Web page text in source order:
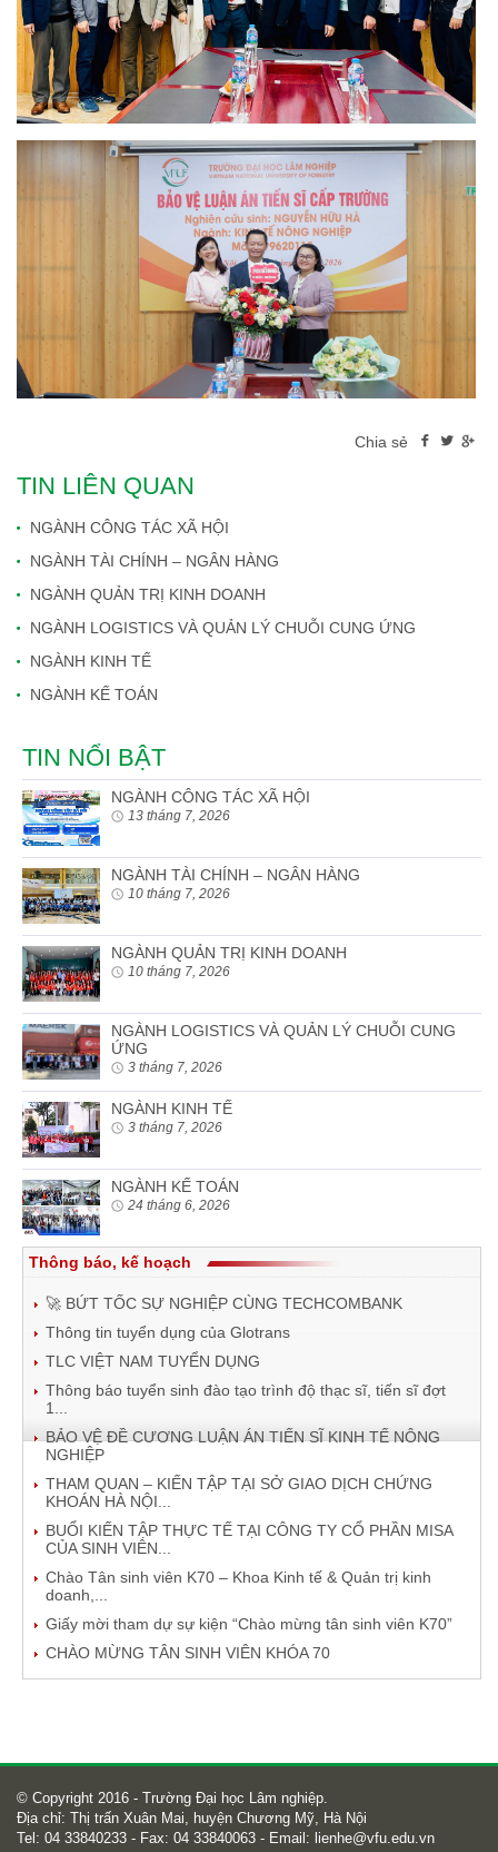
Chia sẻ
TIN LIÊN QUAN
NGÀNH CÔNG TÁC XÃ HỘI
NGÀNH TÀI CHÍNH – NGÂN HÀNG
NGÀNH QUẢN TRỊ KINH DOANH
NGÀNH LOGISTICS VÀ QUẢN LÝ CHUỖI CUNG ỨNG
NGÀNH KINH TẾ
NGÀNH KẾ TOÁN
TIN NỔI BẬT
NGÀNH CÔNG TÁC XÃ HỘI
13 tháng 7, 2026
NGÀNH TÀI CHÍNH – NGÂN HÀNG
10 tháng 7, 2026
NGÀNH QUẢN TRỊ KINH DOANH
10 tháng 7, 2026
NGÀNH LOGISTICS VÀ QUẢN LÝ CHUỖI CUNG
ỨNG
3 tháng 7, 2026
NGÀNH KINH TẾ
3 tháng 7, 2026
NGÀNH KẾ TOÁN
24 tháng 6, 2026
Thông báo, kế hoạch
🚀 BỨT TỐC SỰ NGHIỆP CÙNG TECHCOMBANK
Thông tin tuyển dụng của Glotrans
TLC VIỆT NAM TUYỂN DỤNG
Thông báo tuyển sinh đào tạo trình độ thạc sĩ, tiến sĩ đợt
1...
BẢO VỆ ĐỀ CƯƠNG LUẬN ÁN TIẾN SĨ KINH TẾ NÔNG
NGHIỆP
THAM QUAN – KIẾN TẬP TẠI SỞ GIAO DỊCH CHỨNG
KHOÁN HÀ NỘI...
BUỔI KIẾN TẬP THỰC TẾ TẠI CÔNG TY CỔ PHẦN MISA
CỦA SINH VIÊN...
Chào Tân sinh viên K70 – Khoa Kinh tế & Quản trị kinh
doanh,...
Giấy mời tham dự sự kiện “Chào mừng tân sinh viên K70”
CHÀO MỪNG TÂN SINH VIÊN KHÓA 70
© Copyright 2016 - Trường Đại học Lâm nghiệp.
Địa chỉ: Thị trấn Xuân Mai, huyện Chương Mỹ, Hà Nội
Tel: 04 33840233 - Fax: 04 33840063 - Email: lienhe@vfu.edu.vn